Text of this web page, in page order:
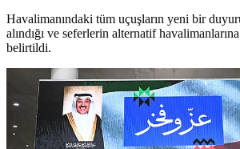
Havalimanındaki tüm uçuşların yeni bir
alındığı ve seferlerin alternatif
belirtildi.